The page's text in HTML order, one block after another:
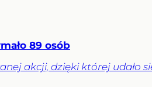
89 osób
akcji, dzięki której udało